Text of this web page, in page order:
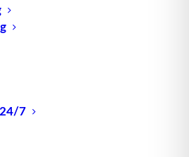
7
Award:
Software-
bis hin zu Zalando: Die
TUP (TUP) koordiniert den